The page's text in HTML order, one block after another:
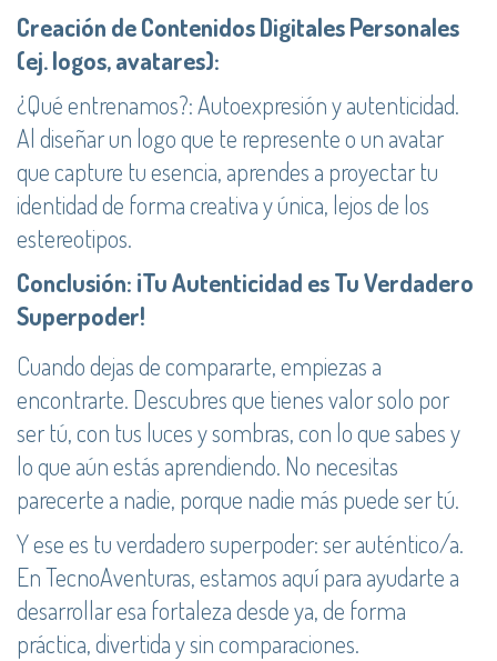
Creación de Contenidos Digitales Personales
(ej. logos, avatares):
¿Qué entrenamos?: Autoexpresión y autenticidad.
Al diseñar un logo que te represente o un avatar
que capture tu esencia, aprendes a proyectar tu
identidad de forma creativa y única, lejos de los
estereotipos.
Conclusión: ¡Tu Autenticidad es Tu Verdadero
Superpoder!
Cuando dejas de compararte, empiezas a
encontrarte. Descubres que tienes valor solo por
ser tú, con tus luces y sombras, con lo que sabes y
lo que aún estás aprendiendo. No necesitas
parecerte a nadie, porque nadie más puede ser tú.
Y ese es tu verdadero superpoder: ser auténtico/a.
En TecnoAventuras, estamos aquí para ayudarte a
desarrollar esa fortaleza desde ya, de forma
práctica, divertida y sin comparaciones.